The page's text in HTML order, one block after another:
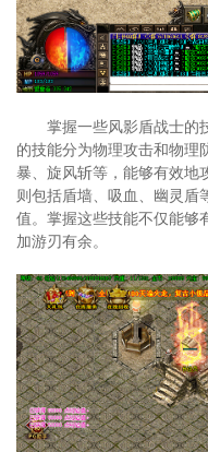
掌握一些风影盾战士的
的技能分为物理攻击和物理
暴、旋风斩等，能够有效地
则包括盾墙、吸血、幽灵盾
值。掌握这些技能不仅能够
加游刃有余。